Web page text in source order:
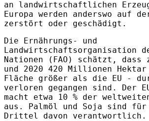
an landwirtschaftlichen
Europa werden anderswo auf
zerstört oder geschädigt.
Die Ernährungs- und
Landwirtschaftsorganisation
Nationen (FAO) schätzt, dass
und 2020 420 Millionen
Fläche größer als die EU -
verloren gegangen sind. Der
macht etwa 10 % der
aus. Palmöl und Soja sind für
Drittel davon verantwortlich.